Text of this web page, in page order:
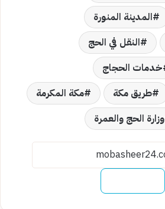
المدينة المنورة
النقل في الحج
خدمات الحجاج
طريق مكة
مكة المكرمة
وزارة الحج والعمرة